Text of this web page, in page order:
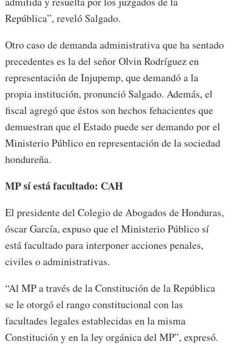
República”, reveló Salgado.
Otro caso de demanda administrativa que ha sentado
precedentes es la del señor Olvin Rodríguez en
representación de Injupemp, que demandó a la
propia institución, pronunció Salgado. Además, el
fiscal agregó que éstos son hechos fehacientes que
demuestran que el Estado puede ser demando por el
Ministerio Público en representación de la sociedad
hondureña.
MP sí está facultado: CAH
El presidente del Colegio de Abogados de Honduras,
óscar García, expuso que el Ministerio Público sí
está facultado para interponer acciones penales,
civiles o administrativas.
“Al MP a través de la Constitución de la República
se le otorgó el rango constitucional con las
facultades legales establecidas en la misma
Constitución y en la ley orgánica del MP”, expresó.